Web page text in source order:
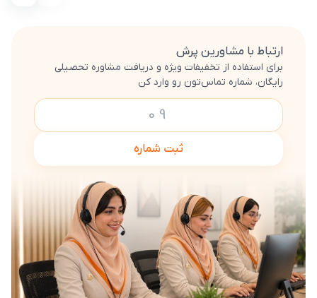
ارتباط با مشاورین پرش
برای استفاده از تخفیفات ویژه و دریافت مشاوره تحصیلی
رایگان، شماره تماس‌تون رو وارد کن
ثبت شماره